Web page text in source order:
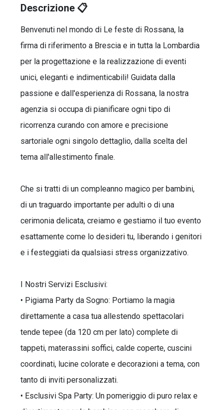
Descrizione 📋
Benvenuti nel mondo di Le feste di Rossana, la
firma di riferimento a Brescia e in tutta la Lombardia
per la progettazione e la realizzazione di eventi
unici, eleganti e indimenticabili! Guidata dalla
passione e dall'esperienza di Rossana, la nostra
agenzia si occupa di pianificare ogni tipo di
ricorrenza curando con amore e precisione
sartoriale ogni singolo dettaglio, dalla scelta del
tema all'allestimento finale.
Che si tratti di un compleanno magico per bambini,
di un traguardo importante per adulti o di una
cerimonia delicata, creiamo e gestiamo il tuo evento
esattamente come lo desideri tu, liberando i genitori
e i festeggiati da qualsiasi stress organizzativo.
I Nostri Servizi Esclusivi:
• Pigiama Party da Sogno: Portiamo la magia
direttamente a casa tua allestendo spettacolari
tende tepee (da 120 cm per lato) complete di
tappeti, materassini soffici, calde coperte, cuscini
coordinati, lucine colorate e decorazioni a tema, con
tanto di inviti personalizzati.
• Esclusivi Spa Party: Un pomeriggio di puro relax e